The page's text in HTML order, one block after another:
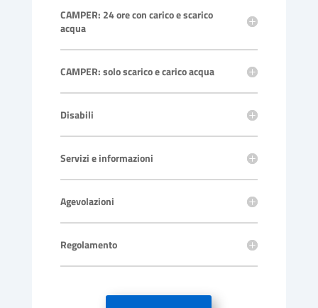
CAMPER: 24 ore con carico e scarico
acqua
CAMPER: solo scarico e carico acqua
Disabili
Servizi e informazioni
Agevolazioni
Regolamento